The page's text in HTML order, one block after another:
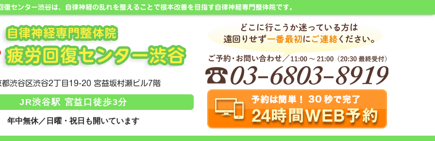
センター渋谷は、自律神経の乱れを整えることで根本改善を目指す自律神経専門整体院です。
都渋谷区渋谷2丁目19-20 宮益坂村瀬ビル7階
JR渋谷駅 宮益口徒歩3分
年中無休／日曜・祝日も開いています